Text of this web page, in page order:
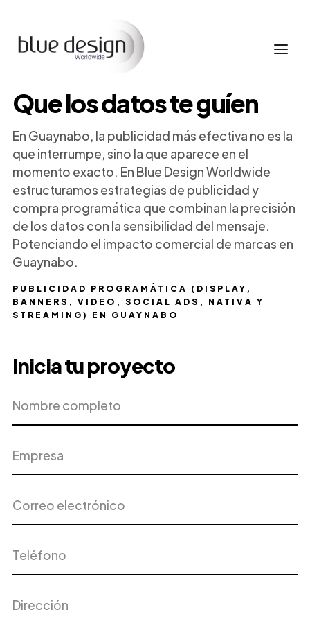
PUBLICIDAD PROGRAMÁTICA (DISPLAY,
BANNERS, VIDEO, SOCIAL ADS, NATIVA Y
STREAMING) EN GUAYNABO
Que los datos te guíen
En Guaynabo, la publicidad más efectiva no es la
que interrumpe, sino la que aparece en el
momento exacto. En Blue Design Worldwide
estructuramos estrategias de publicidad y
compra programática que combinan la precisión
de los datos con la sensibilidad del mensaje.
Potenciando el impacto comercial de marcas en
Guaynabo.
Inicia tu proyecto
completo
electrónico